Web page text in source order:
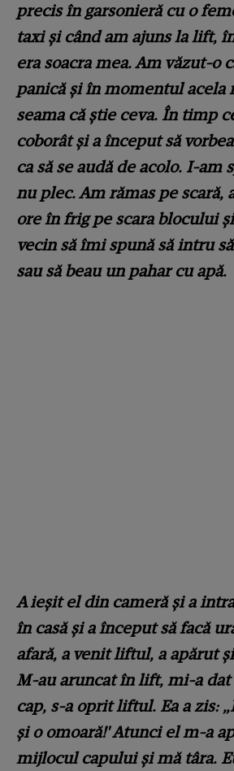
precis în garsonieră cu o
taxi și când am ajuns la lift,
era soacra mea. Am văzut-o
panică și în momentul acela
seama că știe ceva. În timp
coborât și a început să
ca să se audă de acolo. I-am
nu plec. Am rămas pe scară,
ore în frig pe scara blocului
vecin să îmi spună să intru
sau să beau un pahar cu apă.
A ieșit el din cameră și a
în casă și a început să facă
afară, a venit liftul, a apărut
M-au aruncat în lift, mi-a
cap, s-a oprit liftul. Ea a zis:
și o omoară!' Atunci el m-a
mijlocul capului și mă târa.